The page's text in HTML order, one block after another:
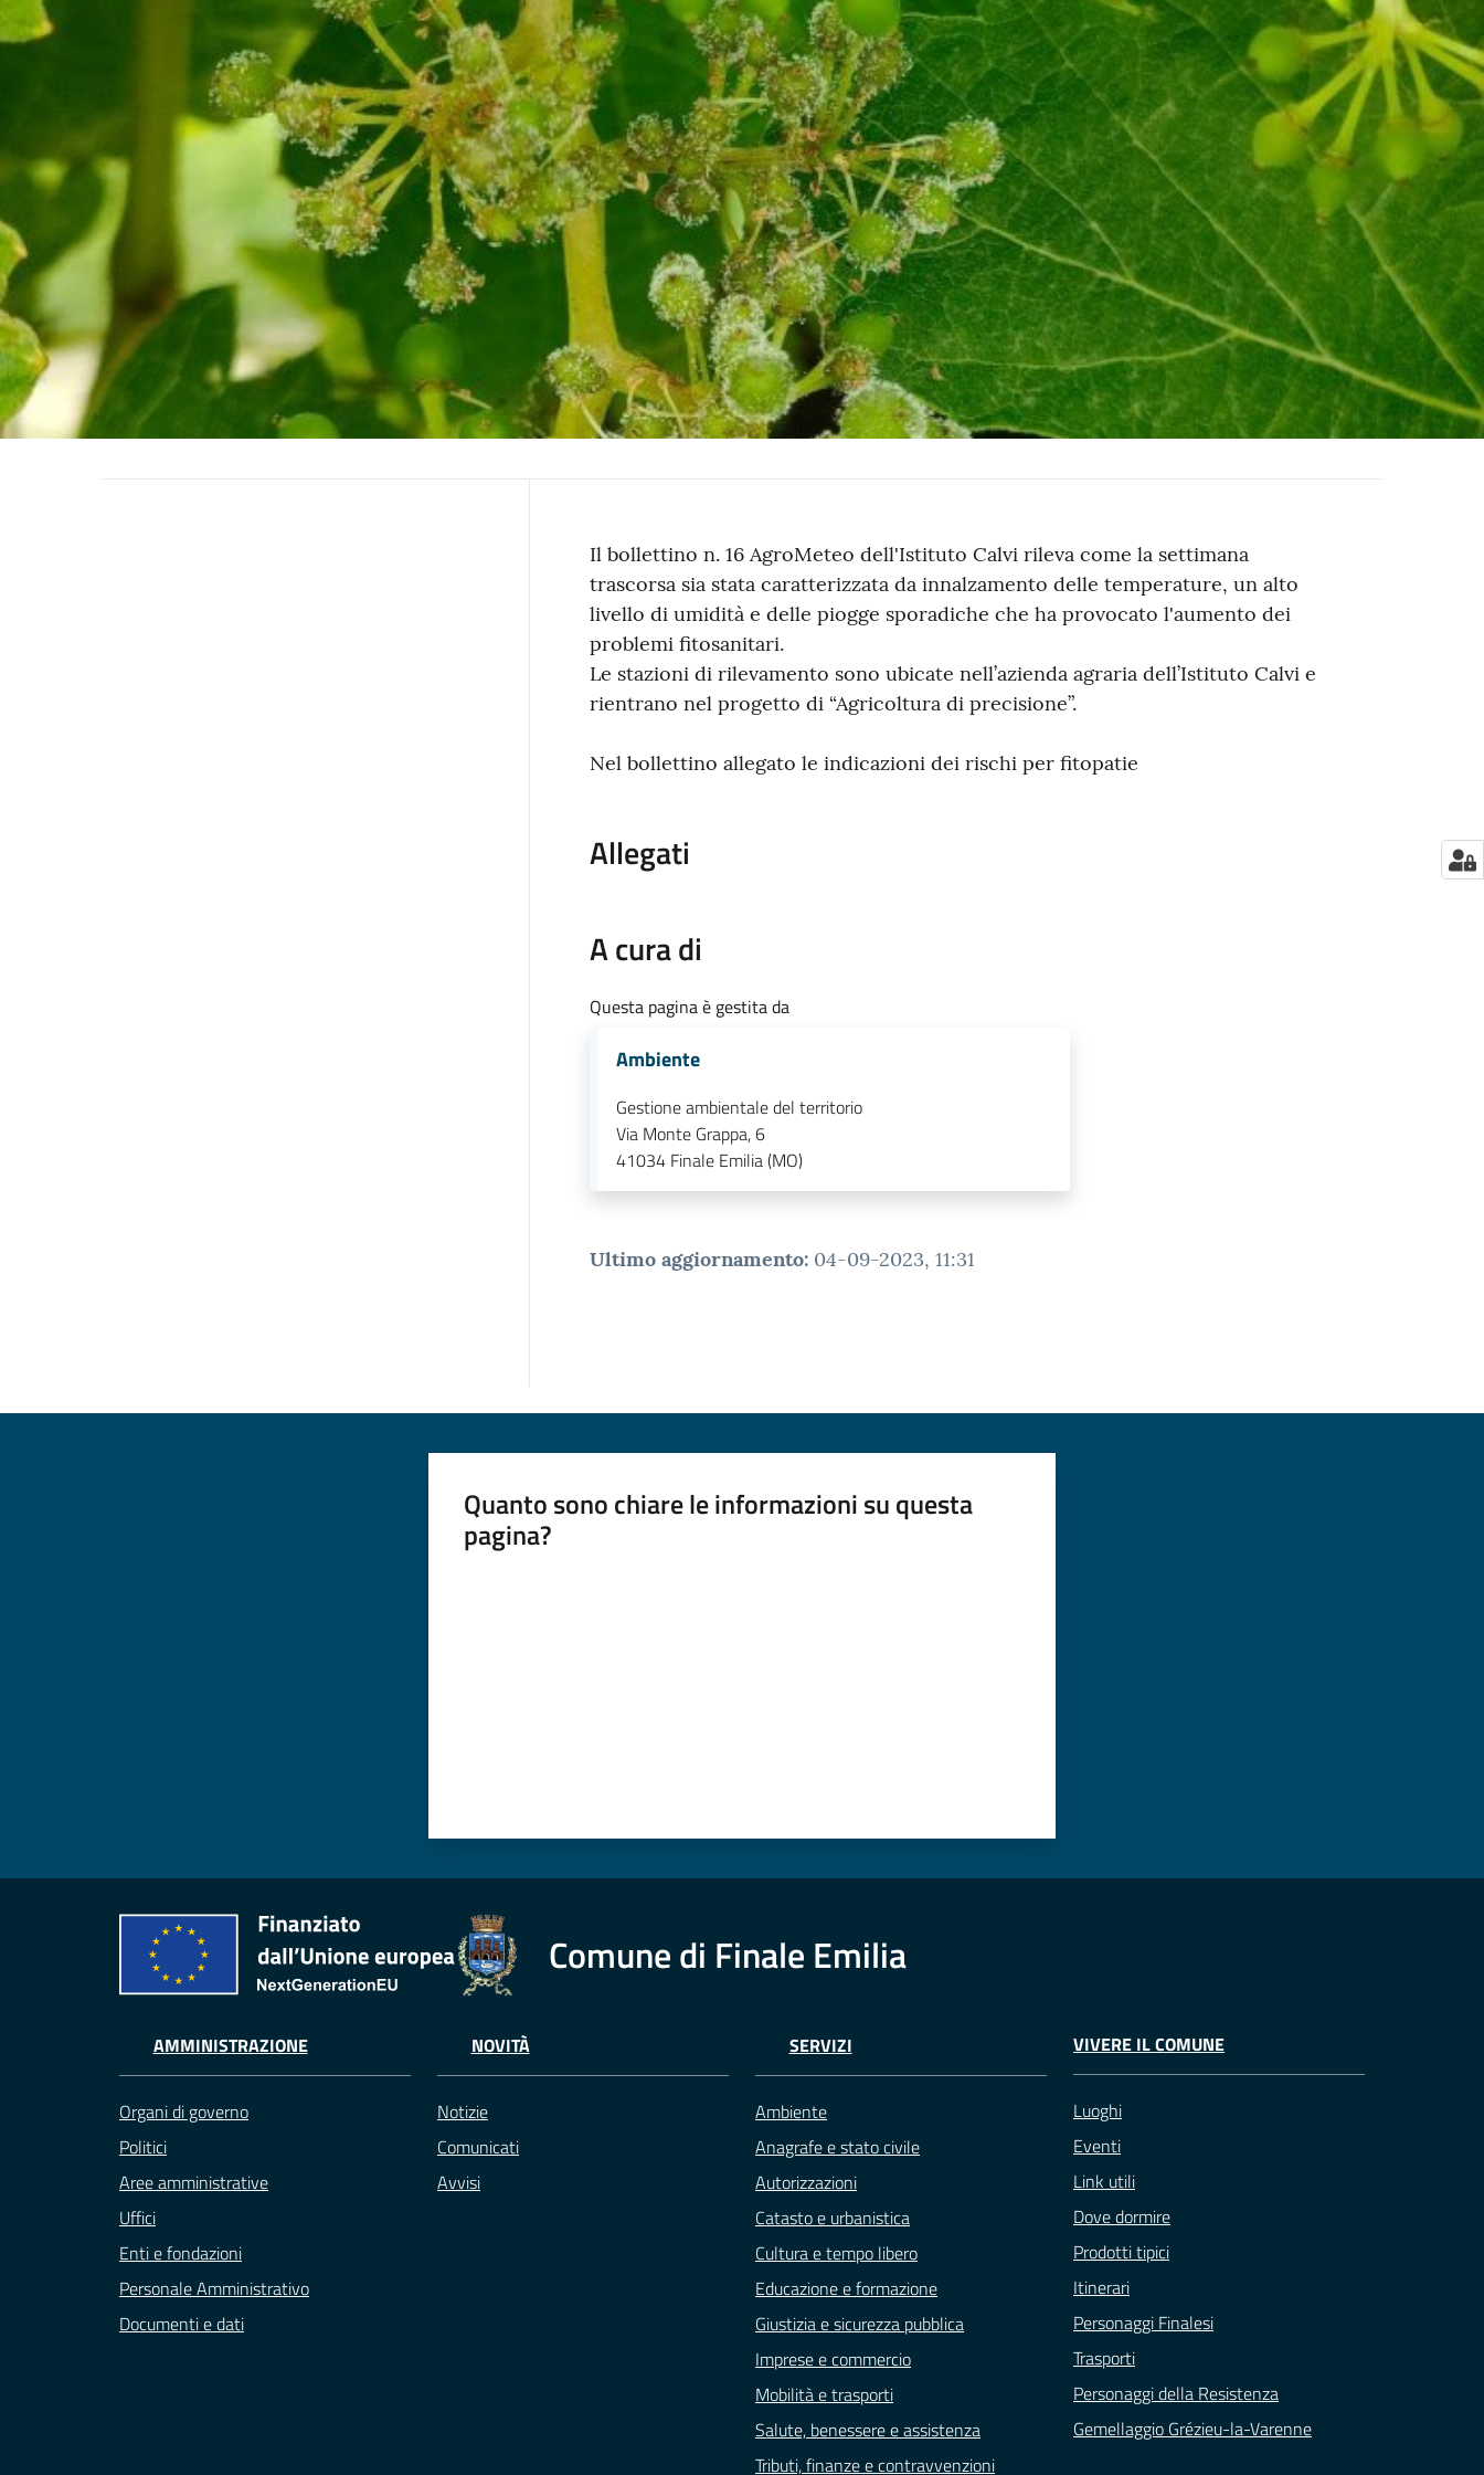
Contenuto
Il bollettino n. 16 AgroMeteo dell'Istituto Calvi rileva come la settimana
trascorsa sia stata caratterizzata da innalzamento delle temperature, un alto
livello di umidità e delle piogge sporadiche che ha provocato l'aumento dei
problemi fitosanitari.
Le stazioni di rilevamento sono ubicate nell’azienda agraria dell’Istituto Calvi e
rientrano nel progetto di “Agricoltura di precisione”.
Nel bollettino allegato le indicazioni dei rischi per fitopatie
Allegati
A cura di
Questa pagina è gestita da
Ambiente
Gestione ambientale del territorio
Via Monte Grappa, 6
41034 Finale Emilia (MO)
Ultimo aggiornamento: 04-09-2023, 11:31
Quanto sono chiare le informazioni su questa
pagina?
Comune di Finale Emilia
AMMINISTRAZIONE
Organi di governo
Politici
Aree amministrative
Uffici
Enti e fondazioni
Personale Amministrativo
Documenti e dati
NOVITÀ
Notizie
Comunicati
Avvisi
SERVIZI
Ambiente
Anagrafe e stato civile
Autorizzazioni
Catasto e urbanistica
Cultura e tempo libero
Educazione e formazione
Giustizia e sicurezza pubblica
Imprese e commercio
Mobilità e trasporti
Salute, benessere e assistenza
Tributi, finanze e contravvenzioni
VIVERE IL COMUNE
Luoghi
Eventi
Link utili
Dove dormire
Prodotti tipici
Itinerari
Personaggi Finalesi
Trasporti
Personaggi della Resistenza
Gemellaggio Grézieu-la-Varenne